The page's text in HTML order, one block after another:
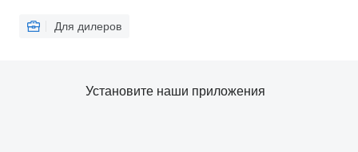
Для дилеров
Установите наши приложения